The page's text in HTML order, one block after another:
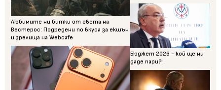
Любимите ни битки от света на
Вестерос: Подредени по вкуса за екшън
и зрелища на Webcafe
Бюджет 2026 - кой ще ни
даде пари?!